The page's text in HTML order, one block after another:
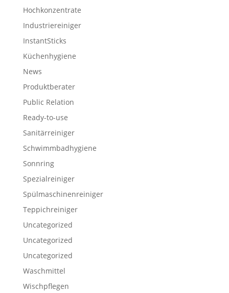
Hochkonzentrate
Industriereiniger
InstantSticks
Küchenhygiene
News
Produktberater
Public Relation
Ready-to-use
Sanitärreiniger
Schwimmbadhygiene
Sonnring
Spezialreiniger
Spülmaschinenreiniger
Teppichreiniger
Uncategorized
Uncategorized
Uncategorized
Waschmittel
Wischpflegen